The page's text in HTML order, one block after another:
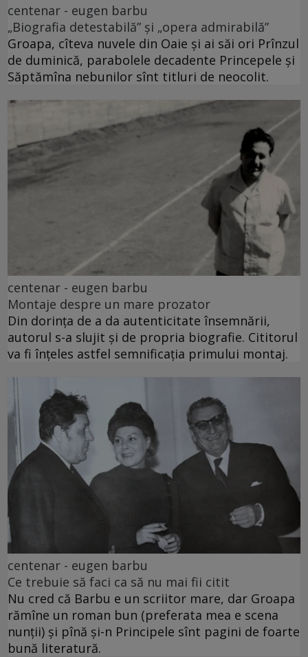
centenar - eugen barbu
„Biografia detestabilă” și „opera admirabilă”
Groapa, cîteva nuvele din Oaie și ai săi ori Prînzul
de duminică, parabolele decadente Princepele și
Săptămîna nebunilor sînt titluri de neocolit.
centenar - eugen barbu
Montaje despre un mare prozator
Din dorința de a da autenticitate însemnării,
autorul s-a slujit și de propria biografie. Cititorul
va fi înțeles astfel semnificația primului montaj.
centenar - eugen barbu
Ce trebuie să faci ca să nu mai fii citit
Nu cred că Barbu e un scriitor mare, dar Groapa
rămîne un roman bun (preferata mea e scena
nunții) și pînă și-n Principele sînt pagini de foarte
bună literatură.